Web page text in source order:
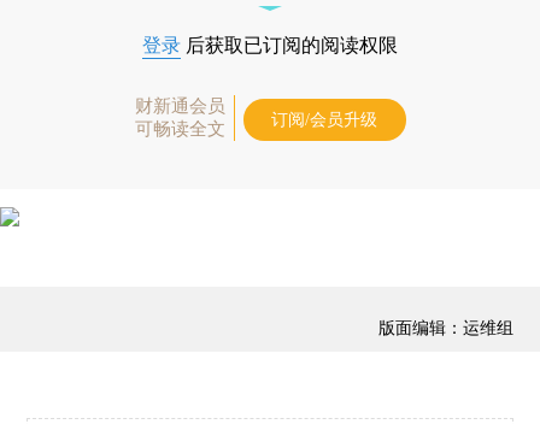
登录 后获取已订阅的阅读权限
财新通会员
可畅读全文
订阅/会员升级
版面编辑：运维组